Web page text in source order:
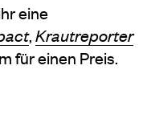
eine
,Krautreporter
für einen Preis.